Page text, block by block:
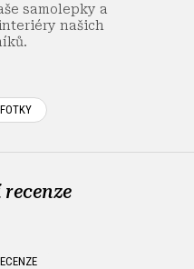
samolepky a
našich